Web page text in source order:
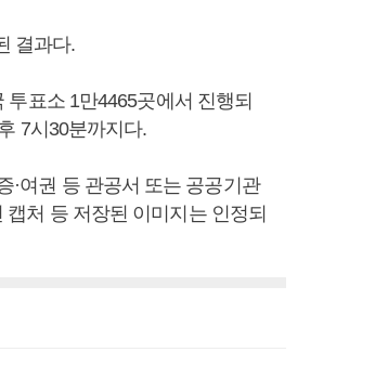
결과다.
표소 1만4465곳에서 진행되
7시30분까지다.
·여권 등 관공서 또는 공공기관
처 등 저장된 이미지는 인정되